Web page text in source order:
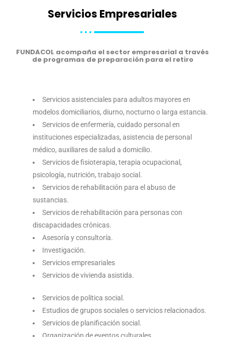
Servicios Empresariales
FUNDACOL acompaña el sector empresarial a través
de programas de preparación para el retiro
Servicios asistenciales para adultos mayores en
modelos domiciliarios, diurno, nocturno o larga estancia.
Servicios de enfermería, cuidado personal en
instituciones especializadas, asistencia de personal
médico, auxiliares de salud a domicilio.
Servicios de fisioterapia, terapia ocupacional,
psicología, nutrición, trabajo social.
Servicios de rehabilitación para el abuso de
sustancias.
Servicios de rehabilitación para personas con
discapacidades crónicas.
Asesoría y consultoría.
Investigación.
Servicios empresariales
Servicios de vivienda asistida.
Servicios de política social.
Estudios de grupos sociales o servicios relacionados.
Servicios de planificación social.